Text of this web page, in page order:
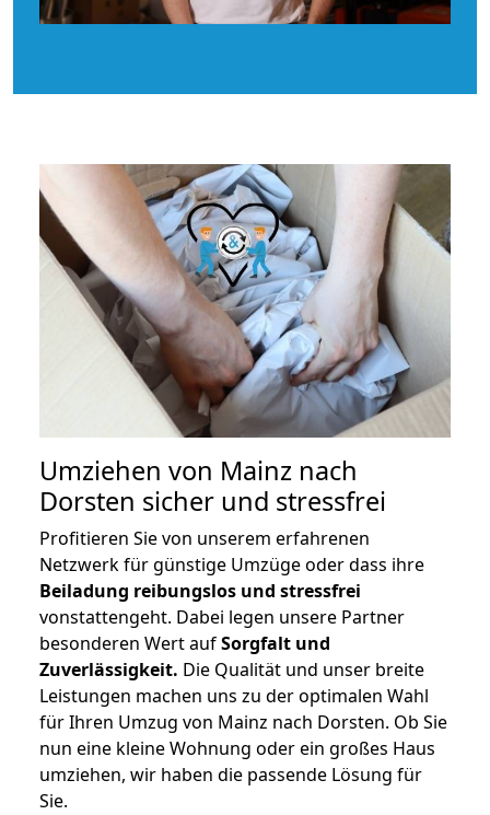
Umziehen von Mainz nach
Dorsten sicher und stressfrei
Profitieren Sie von unserem erfahrenen
Netzwerk für günstige Umzüge oder dass ihre
Beiladung reibungslos und stressfrei
vonstattengeht. Dabei legen unsere Partner
besonderen Wert aufSorgfalt und
Zuverlässigkeit. Die Qualität und unser breite
Leistungen machen uns zu der optimalen Wahl
für Ihren Umzug von Mainz nach Dorsten. Ob Sie
nun eine kleine Wohnung oder ein großes Haus
umziehen, wir haben die passende Lösung für
Sie.